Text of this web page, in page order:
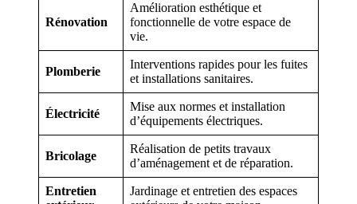
Rénovation
Amélioration esthétique et
fonctionnelle de votre espace de
vie.
Plomberie
Interventions rapides pour les fuites
et installations sanitaires.
Électricité
Mise aux normes et installation
d’équipements électriques.
Bricolage
Réalisation de petits travaux
d’aménagement et de réparation.
Entretien
Jardinage et entretien des espaces